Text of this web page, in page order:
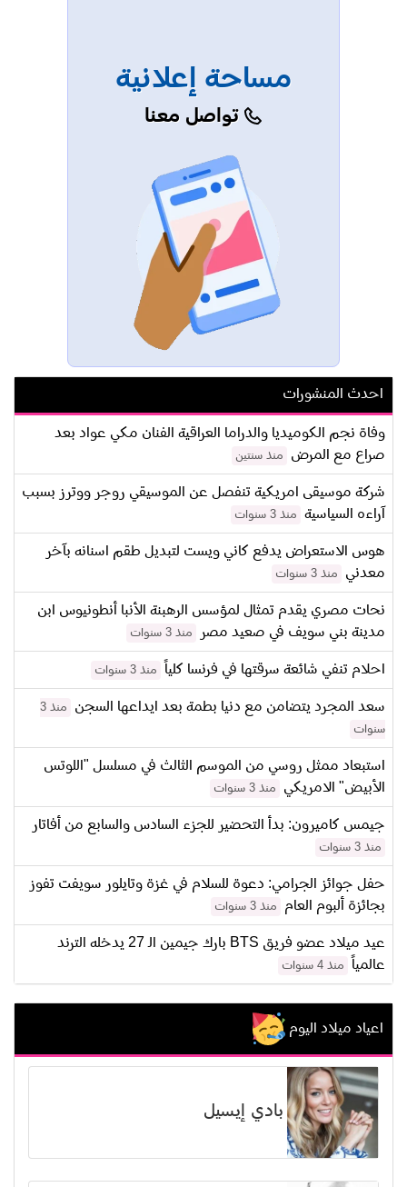
مساحة إعلانية
تواصل معنا
احدث المنشورات
وفاة نجم الكوميديا والدراما العراقية الفنان مكي عواد بعد
صراع مع المرض
منذ سنتين
شركة موسيقى امريكية تنفصل عن الموسيقي روجر ووترز بسبب
آراءه السياسية
منذ 3 سنوات
هوس الاستعراض يدفع كاني ويست لتبديل طقم اسنانه بآخر
معدني
منذ 3 سنوات
نحات مصري يقدم تمثال لمؤسس الرهبنة الأنبا أنطونيوس ابن
مدينة بني سويف في صعيد مصر
منذ 3 سنوات
احلام تنفي شائعة سرقتها في فرنسا كلياً منذ 3 سنوات
سعد المجرد يتضامن مع دنيا بطمة بعد ايداعها السجن
منذ 3
سنوات
استبعاد ممثل روسي من الموسم الثالث في مسلسل "اللوتس
الأبيض" الامريكي
منذ 3 سنوات
جيمس كاميرون: بدأ التحضير للجزء السادس والسابع من أفاتار
منذ 3 سنوات
حفل جوائز الجرامي: دعوة للسلام في غزة وتايلور سويفت تفوز
بجائزة ألبوم العام
منذ 3 سنوات
عيد ميلاد عضو فريق BTS بارك جيمين الـ 27 يدخله الترند
عالمياً
منذ 4 سنوات
اعياد ميلاد اليوم
بادي إيسيل